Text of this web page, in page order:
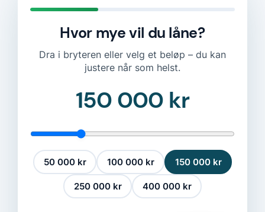
Hvor mye vil du låne?
Dra i bryteren eller velg et beløp – du kan
justere når som helst.
150 000 kr
50 000 kr 100 000 kr 150 000 kr
250 000 kr 400 000 kr